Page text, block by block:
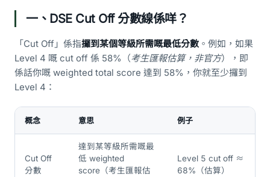
一、DSE Cut Off 分數線係咩？
「Cut Off」係指攞到某個等級所需嘅最低分數 。例如，如果
Level 4 嘅 cut off 係 58%（考生匯報估算，非官方），即
係話你嘅 weighted total score 達到 58%，你就至少攞到
Level 4：
概念 意思 例子
Cut Off
分數
達到某等級所需嘅最
低 weighted
score（考生匯報估
Level 5 cut off ≈
68%（估算）